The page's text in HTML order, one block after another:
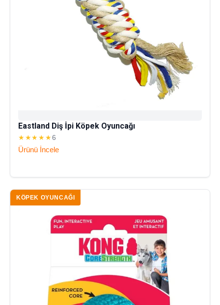
Eastland Diş İpi Köpek Oyuncağı
★★★★★6
Ürünü İncele
KÖPEK OYUNCAĞI